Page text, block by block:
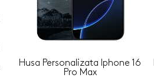
Husa Personalizata Iphone 16
Pro Max